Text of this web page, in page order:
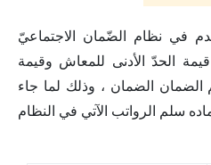
في نظام الضّمان الاجتماعيّ
الحدّ الأدنى للمعاش وقيمة
الضمان الضمان ، وذلك لما جاء
سلم الرواتب الآتي في النظام